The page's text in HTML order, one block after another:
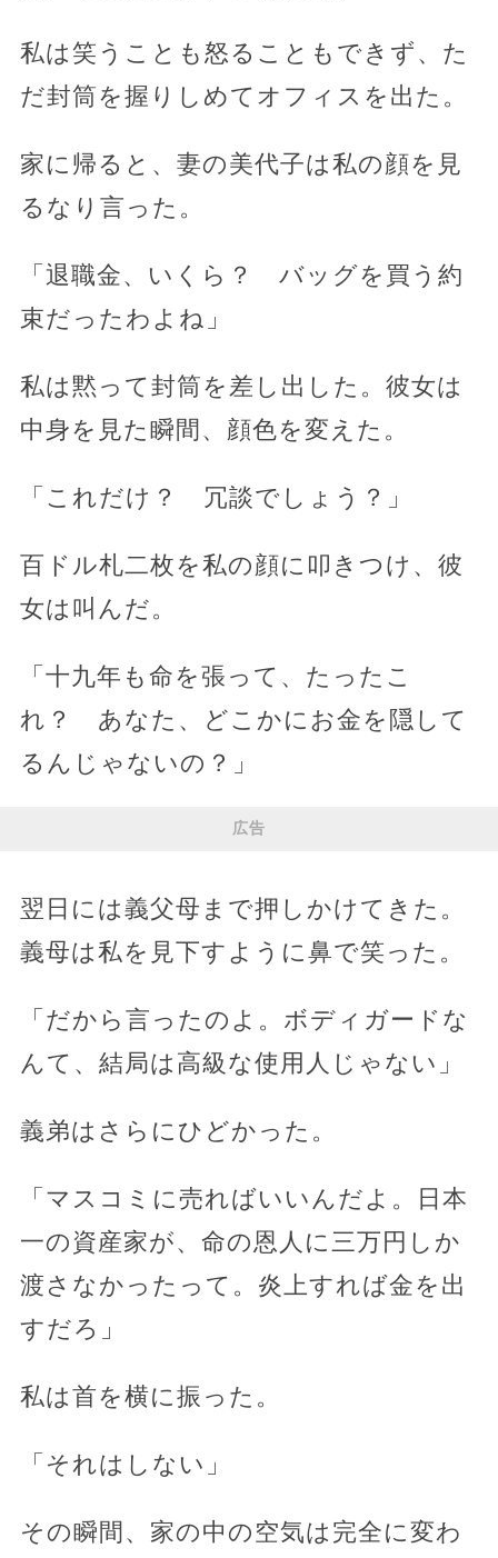
私は笑うことも怒ることもできず、た
だ封筒を握りしめてオフィスを出た。
家に帰ると、妻の美代子は私の顔を見
るなり言った。
「退職金、いくら？ バッグを買う約
束だったわよね」
私は黙って封筒を差し出した。彼女は
中身を見た瞬間、顔色を変えた。
「これだけ？ 冗談でしょう？」
百ドル札二枚を私の顔に叩きつけ、彼
女は叫んだ。
「十九年も命を張って、たったこ
れ？ あなた、どこかにお金を隠して
るんじゃないの？」
広告
翌日には義父母まで押しかけてきた。
義母は私を見下すように鼻で笑った。
「だから言ったのよ。ボディガードな
んて、結局は高級な使用人じゃない」
義弟はさらにひどかった。
「マスコミに売ればいいんだよ。日本
一の資産家が、命の恩人に三万円しか
渡さなかったって。炎上すれば金を出
すだろ」
私は首を横に振った。
「それはしない」
その瞬間、家の中の空気は完全に変わ